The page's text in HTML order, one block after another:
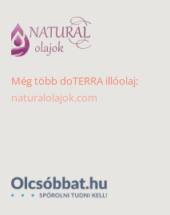
Még több doTERRA illóolaj:
naturalolajok.com